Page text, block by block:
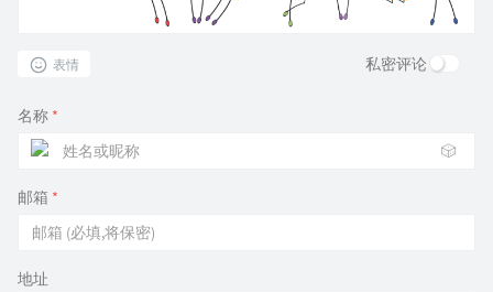
表情 私密评论
名称 *
🎲
邮箱 *
地址